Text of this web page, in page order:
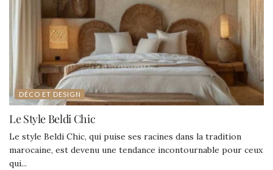
DÉCO ET DESIGN
Le Style Beldi Chic
Le style Beldi Chic, qui puise ses racines dans la tradition
marocaine, est devenu une tendance incontournable pour ceux
qui...